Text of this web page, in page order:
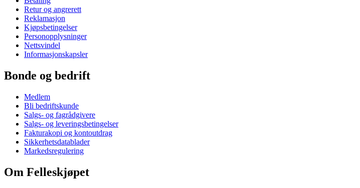
Retur og angrerett
Reklamasjon
Kjøpsbetingelser
Personopplysninger
Nettsvindel
Informasjonskapsler
Bonde og bedrift
Medlem
Bli bedriftskunde
Salgs- og fagrådgivere
Salgs- og leveringsbetingelser
Fakturakopi og kontoutdrag
Sikkerhetsdatablader
Markedsregulering
Om Felleskjøpet